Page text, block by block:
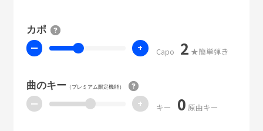
カポ
ー + Capo 2 ★簡単弾き
曲のキー（プレミアム限定機能）
ー + キー 0 原曲キー